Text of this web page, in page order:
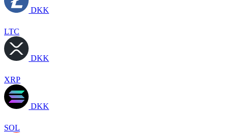
DKK
LTC
DKK
XRP
DKK
SOL